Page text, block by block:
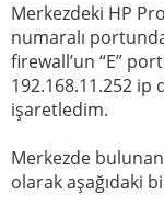
Merkezdeki HP
numaralı
firewall’un “E”
192.168.11.252 ip
işaretledim.
Merkezde
olarak aşağıdaki